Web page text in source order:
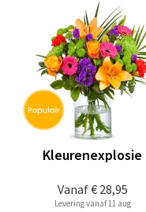
Vanaf€ 28,95
Kleurenexplosie
Levering vanaf 11 aug